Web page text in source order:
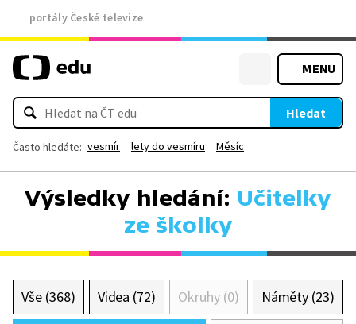
portály České televize
MENU
Hledat
Často hledáte: vesmír lety do vesmíru Měsíc
Výsledky hledání: Učitelky
ze školky
Vše (368) Videa (72) Okruhy (0) Náměty (23)